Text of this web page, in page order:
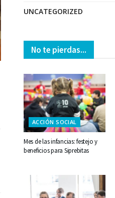
UNCATEGORIZED
No te pierdas...
ACCIÓN SOCIAL
Mes de las infancias: festejo y
beneficios para Siprebitas